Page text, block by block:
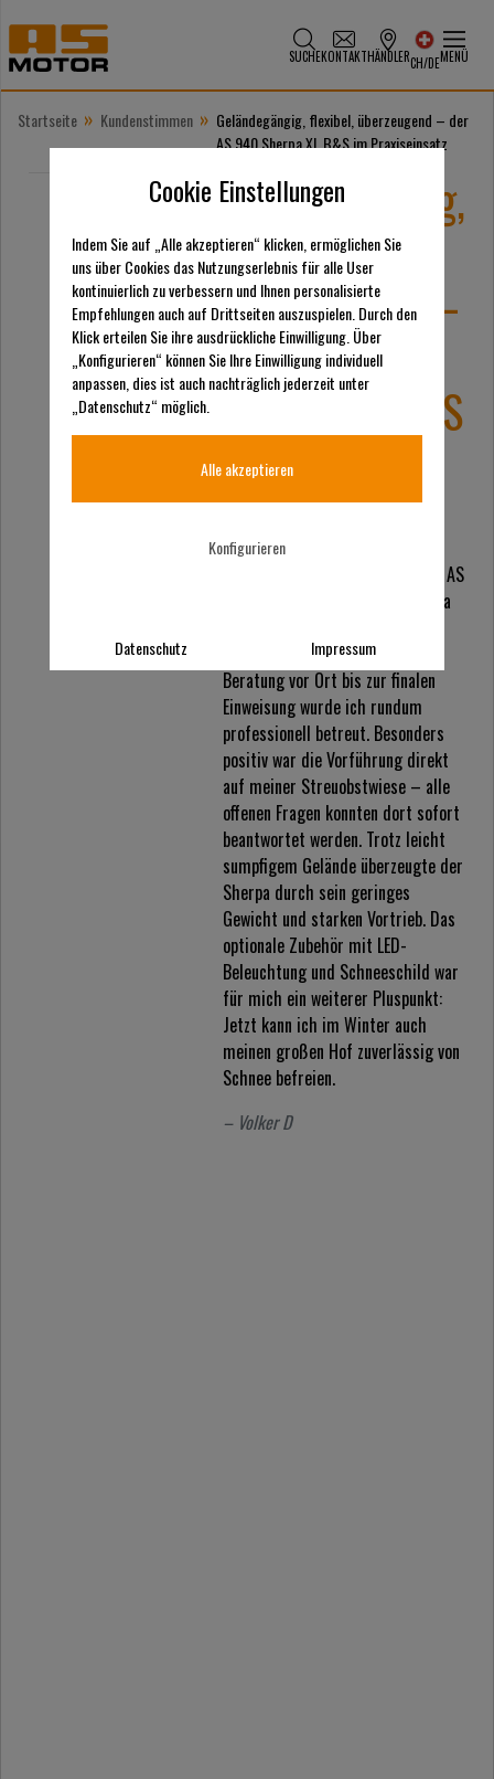
SUCHEKONTAKTHÄNDLERCH/DEMENÜ
Startseite » Kundenstimmen » Geländegängig, flexibel, überzeugend – der
AS 940 Sherpa XL B&S im Praxiseinsatz
Geländegängig,
flexibel,
überzeugend –
der AS 940
Sherpa XL B&S
im
Praxiseinsatz
Ich durfte heute endlich meinen AS
940 Sherpa XL B&S bei der Firma
Neuhof abholen. Von der ersten
Beratung vor Ort bis zur finalen
Einweisung wurde ich rundum
professionell betreut. Besonders
positiv war die Vorführung direkt
auf meiner Streuobstwiese – alle
offenen Fragen konnten dort sofort
beantwortet werden. Trotz leicht
sumpfigem Gelände überzeugte der
Sherpa durch sein geringes
Gewicht und starken Vortrieb. Das
optionale Zubehör mit LED-
Beleuchtung und Schneeschild war
für mich ein weiterer Pluspunkt:
Jetzt kann ich im Winter auch
meinen großen Hof zuverlässig von
Schnee befreien.
– Volker D
Cookie Einstellungen
Indem Sie auf „Alle akzeptieren“ klicken, ermöglichen Sie
uns über Cookies das Nutzungserlebnis für alle User
kontinuierlich zu verbessern und Ihnen personalisierte
Empfehlungen auch auf Drittseiten auszuspielen. Durch den
Klick erteilen Sie ihre ausdrückliche Einwilligung. Über
„Konfigurieren“ können Sie Ihre Einwilligung individuell
anpassen, dies ist auch nachträglich jederzeit unter
„Datenschutz“ möglich.
Alle akzeptieren
Konfigurieren
Datenschutz Impressum